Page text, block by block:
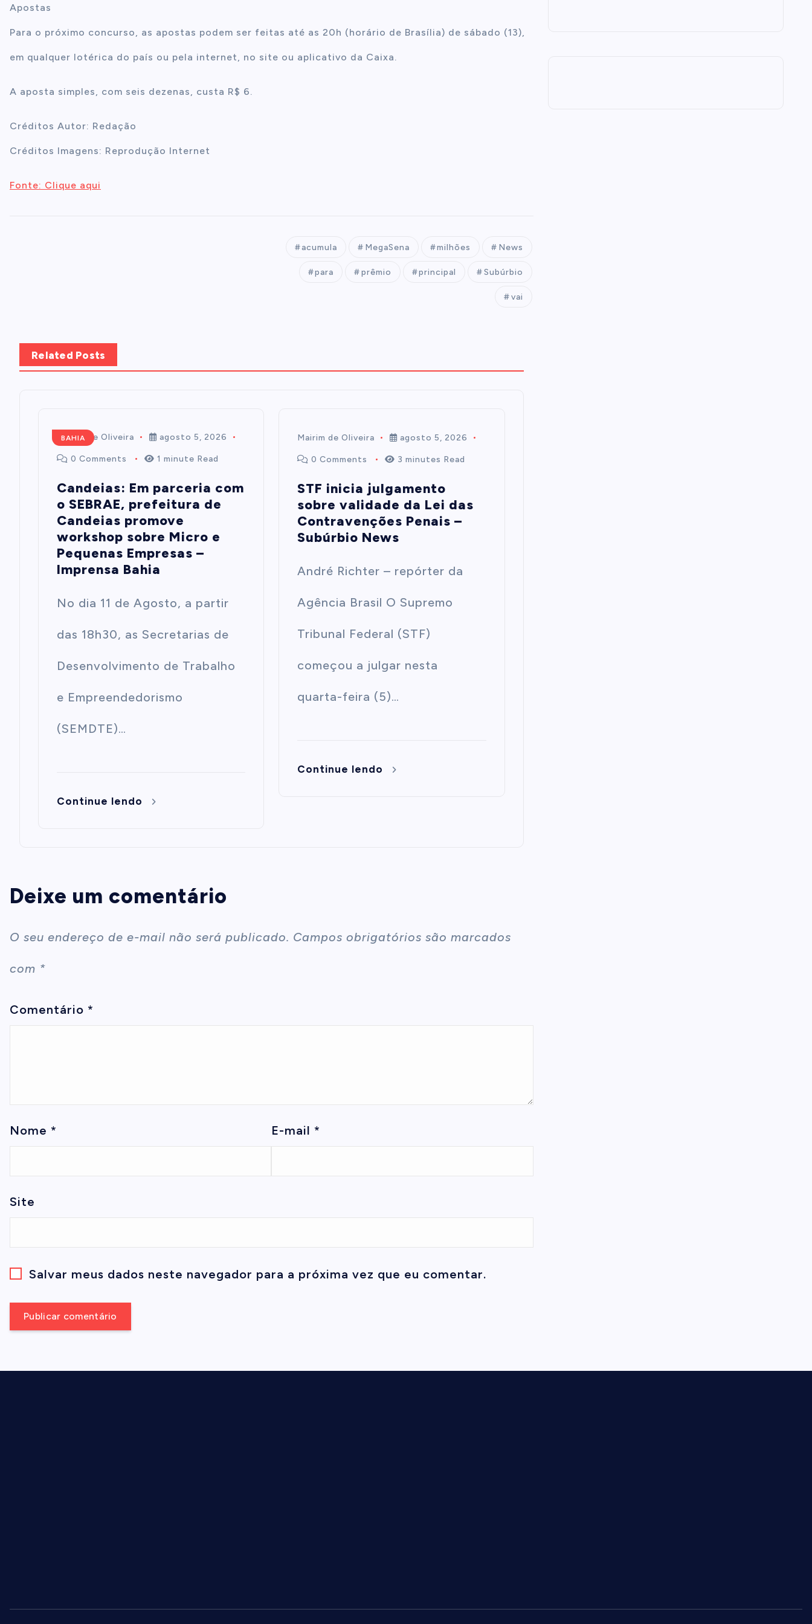
Apostas
Para o próximo concurso, as apostas podem ser feitas até as 20h (horário de Brasília) de sábado (13),
em qualquer lotérica do país ou pela internet, no site ou aplicativo da Caixa.
A aposta simples, com seis dezenas, custa R$ 6.
Créditos Autor: Redação
Créditos Imagens: Reprodução Internet
Fonte: Clique aqui
acumula MegaSena milhões News
para prêmio principal Subúrbio
vai
Related Posts
BAHIA
Mairim de Oliveira agosto 5, 2026
0 Comments 1 minute Read
Candeias: Em parceria com
o SEBRAE, prefeitura de
Candeias promove
workshop sobre Micro e
Pequenas Empresas –
Imprensa Bahia
No dia 11 de Agosto, a partir
das 18h30, as Secretarias de
Desenvolvimento de Trabalho
e Empreendedorismo
(SEMDTE)…
Continue lendo
Mairim de Oliveira agosto 5, 2026
0 Comments 3 minutes Read
STF inicia julgamento
sobre validade da Lei das
Contravenções Penais –
Subúrbio News
André Richter – repórter da
Agência Brasil O Supremo
Tribunal Federal (STF)
começou a julgar nesta
quarta-feira (5)…
Continue lendo
Deixe um comentário
O seu endereço de e-mail não será publicado. Campos obrigatórios são marcados
com *
Comentário *
Nome * E-mail *
Site
Salvar meus dados neste navegador para a próxima vez que eu comentar.